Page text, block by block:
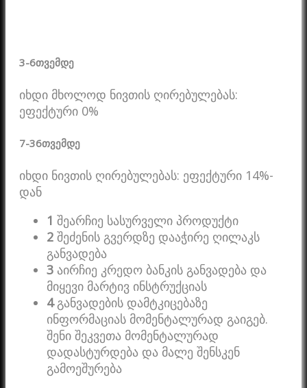
3-6თვემდე
იხდი მხოლოდ ნივთის ღირებულებას:
ეფექტური 0%
7-36თვემდე
იხდი ნივთის ღირებულებას: ეფექტური 14%-
დან
1 შეარჩიე სასურველი პროდუქტი
2 შეძენის გვერდზე დააჭირე ღილაკს
განვადება
3 აირჩიე კრედო ბანკის განვადება და
მიყევი მარტივ ინსტრუქციას
4განვადების დამტკიცებაზე
ინფორმაციას მომენტალურად გაიგებ.
შენი შეკვეთა მომენტალურად
დადასტურდება და მალე შენსკენ
გამოეშურება